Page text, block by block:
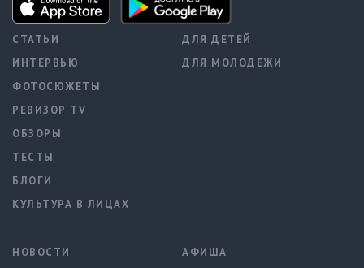
СТАТЬИ
ИНТЕРВЬЮ
ФОТОСЮЖЕТЫ
РЕВИЗОР TV
ОБЗОРЫ
ТЕСТЫ
БЛОГИ
КУЛЬТУРА В ЛИЦАХ
ДЛЯ ДЕТЕЙ
ДЛЯ МОЛОДЕЖИ
НОВОСТИ
АФИША